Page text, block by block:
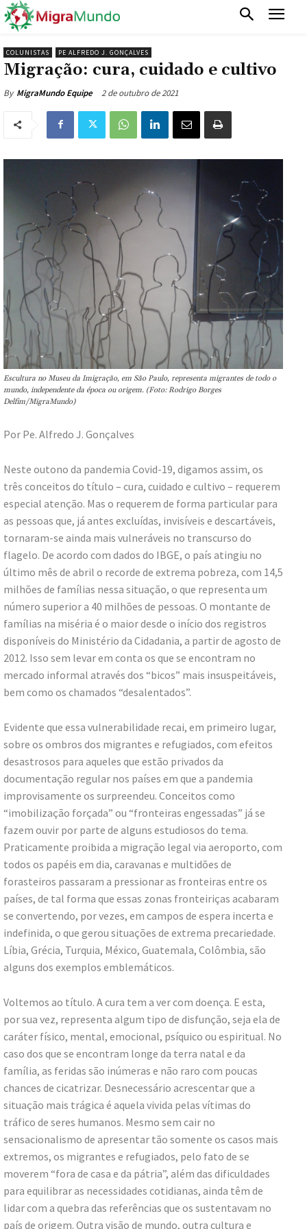
COLUNISTAS PE ALFREDO J. GONÇALVES
Migração: cura, cuidado e cultivo
By MigraMundo Equipe 2 de outubro de 2021
Escultura no Museu da Imigração, em São Paulo, representa migrantes de todo o
mundo, independente da época ou origem. (Foto: Rodrigo Borges
Delfim/MigraMundo)
Por Pe. Alfredo J. Gonçalves
Neste outono da pandemia Covid-19, digamos assim, os
três conceitos do título – cura, cuidado e cultivo – requerem
especial atenção. Mas o requerem de forma particular para
as pessoas que, já antes excluídas, invisíveis e descartáveis,
tornaram-se ainda mais vulneráveis no transcurso do
flagelo. De acordo com dados do IBGE, o país atingiu no
último mês de abril o recorde de extrema pobreza, com 14,5
milhões de famílias nessa situação, o que representa um
número superior a 40 milhões de pessoas. O montante de
famílias na miséria é o maior desde o início dos registros
disponíveis do Ministério da Cidadania, a partir de agosto de
2012. Isso sem levar em conta os que se encontram no
mercado informal através dos “bicos” mais insuspeitáveis,
bem como os chamados “desalentados”.
Evidente que essa vulnerabilidade recai, em primeiro lugar,
sobre os ombros dos migrantes e refugiados, com efeitos
desastrosos para aqueles que estão privados da
documentação regular nos países em que a pandemia
improvisamente os surpreendeu. Conceitos como
“imobilização forçada” ou “fronteiras engessadas” já se
fazem ouvir por parte de alguns estudiosos do tema.
Praticamente proibida a migração legal via aeroporto, com
todos os papéis em dia, caravanas e multidões de
forasteiros passaram a pressionar as fronteiras entre os
países, de tal forma que essas zonas fronteiriças acabaram
se convertendo, por vezes, em campos de espera incerta e
indefinida, o que gerou situações de extrema precariedade.
Líbia, Grécia, Turquia, México, Guatemala, Colômbia, são
alguns dos exemplos emblemáticos.
Voltemos ao título. A cura tem a ver com doença. E esta,
por sua vez, representa algum tipo de disfunção, seja ela de
caráter físico, mental, emocional, psíquico ou espiritual. No
caso dos que se encontram longe da terra natal e da
família, as feridas são inúmeras e não raro com poucas
chances de cicatrizar. Desnecessário acrescentar que a
situação mais trágica é aquela vivida pelas vítimas do
tráfico de seres humanos. Mesmo sem cair no
sensacionalismo de apresentar tão somente os casos mais
extremos, os migrantes e refugiados, pelo fato de se
moverem “fora de casa e da pátria”, além das dificuldades
para equilibrar as necessidades cotidianas, ainda têm de
lidar com a quebra das referências que os sustentavam no
país de origem. Outra visão de mundo, outra cultura e